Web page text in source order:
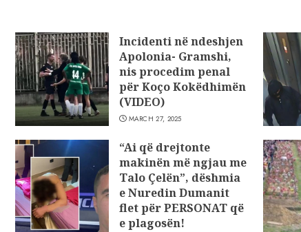
Incidenti në ndeshjen
Apolonia- Gramshi,
nis procedim penal
për Koço Kokëdhimën
(VIDEO)
MARCH 27, 2025
“Ai që drejtonte
makinën më ngjau me
Talo Çelën”, dëshmia
e Nuredin Dumanit
flet për PERSONAT që
e plagosën!